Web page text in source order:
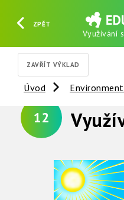
ZPĚT
Využívání
ZAVŘÍT VÝKLAD
Úvod
12